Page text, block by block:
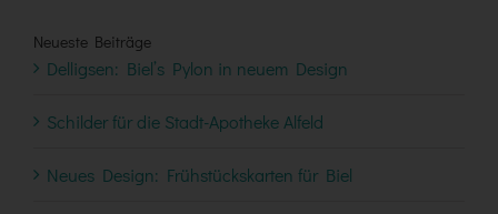
Neueste Beiträge
Delligsen: Biel’s Pylon in neuem Design
Schilder für die Stadt-Apotheke Alfeld
Neues Design: Frühstückskarten für Biel